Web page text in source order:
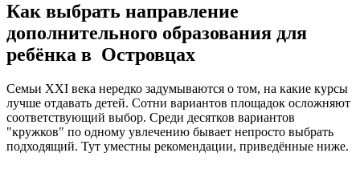
Как выбрать направление
дополнительного образования для
ребёнка в Островцах
Семьи XXI века нередко задумываются о том, на какие курсы
лучше отдавать детей. Сотни вариантов площадок осложняют
соответствующий выбор. Среди десятков вариантов
"кружков" по одному увлечению бывает непросто выбрать
подходящий. Тут уместны рекомендации, приведённые ниже.